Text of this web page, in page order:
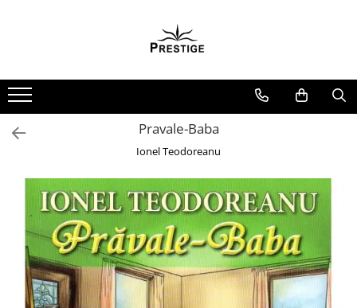
Noutati
Promotii
Pachete Speciale Carti
Spiritualitate - Ezoterism
Arte Divinatorii
Astrologie
Chiromantie
Dezvoltare Spirituala
KidConnection
Pravale-Baba
Ionel Teodoreanu